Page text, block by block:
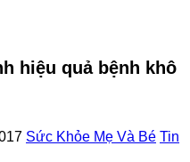
hiệu quả bệnh khô
Sức Khỏe Mẹ Và Bé Tin